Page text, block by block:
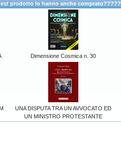
prodotto lo hanno anche comprato?????
Dimensione Cosmica n. 30
UNA DISPUTA TRA UN AVVOCATO ED
UN MINISTRO PROTESTANTE